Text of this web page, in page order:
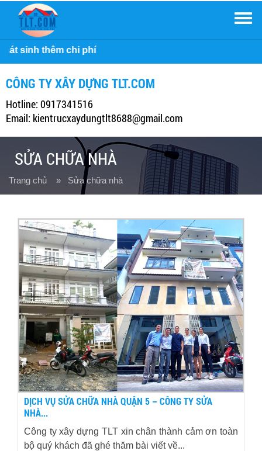
CÔNG TY XÂY DỰNG TLT.COM
Hotline: 0917341516
Email: kientrucxaydungtlt8688@gmail.com
SỬA CHỮA NHÀ
Trang chủ » Sửa chữa nhà
DỊCH VỤ SỬA CHỮA NHÀ QUẬN 5 – CÔNG TY SỬA
NHÀ...
Công ty xây dựng TLT xin chân thành cảm ơn toàn
bộ quý khách đã ghé thăm bài viết về...